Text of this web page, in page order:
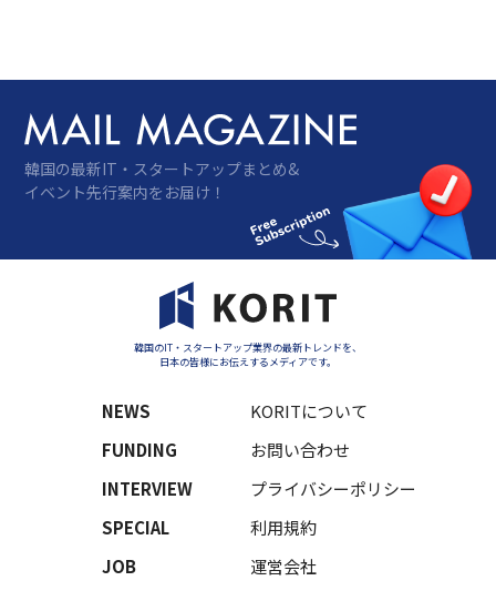
韓国の最新IT・スタートアップまとめ&
イベント先行案内をお届け！
韓国のIT・スタートアップ業界の最新トレンドを、
日本の皆様にお伝えするメディアです。
NEWS
FUNDING
INTERVIEW
SPECIAL
JOB
KORITについて
お問い合わせ
プライバシーポリシー
利用規約
運営会社